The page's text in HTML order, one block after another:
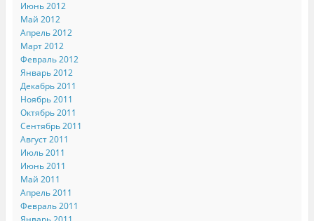
Июнь 2012
Май 2012
Апрель 2012
Март 2012
Февраль 2012
Январь 2012
Декабрь 2011
Ноябрь 2011
Октябрь 2011
Сентябрь 2011
Август 2011
Июль 2011
Июнь 2011
Май 2011
Апрель 2011
Февраль 2011